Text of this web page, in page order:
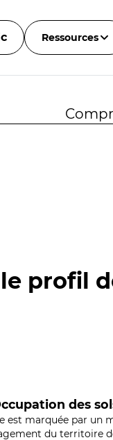
Ressources
profil
des
marquée par un
du territoire